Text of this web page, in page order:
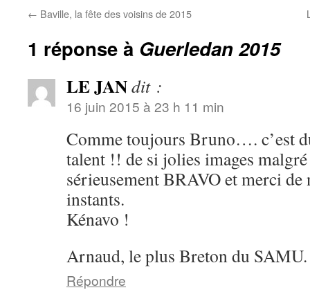
← Baville, la fête des voisins de 2015
1 réponse à Guerledan 2015
LE JANdit :
16 juin 2015 à 23 h 11 min
Comme toujours Bruno…. c’est
talent !! de si jolies images
sérieusement BRAVO et merci de
instants.
Kénavo !
Arnaud, le plus Breton du SAMU.
Répondre